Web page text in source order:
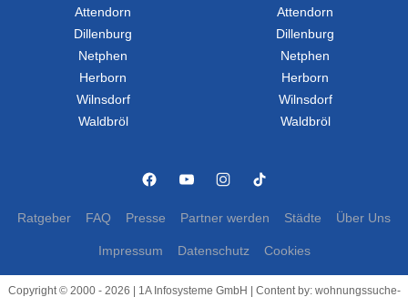
Attendorn
Dillenburg
Netphen
Herborn
Wilnsdorf
Waldbröl
Attendorn
Dillenburg
Netphen
Herborn
Wilnsdorf
Waldbröl
Ratgeber FAQ Presse Partner werden Städte Über Uns
Impressum Datenschutz Cookies
Copyright © 2000 - 2026 | 1A Infosysteme GmbH | Content by: wohnungssuche-